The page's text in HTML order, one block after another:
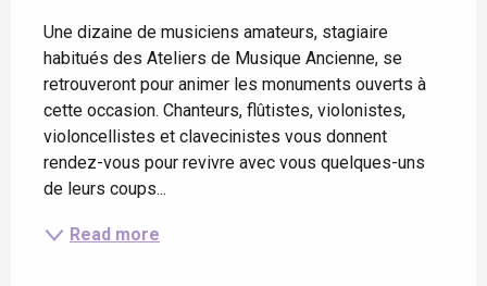
Une dizaine de musiciens amateurs, stagiaire
habitués des Ateliers de Musique Ancienne, se
retrouveront pour animer les monuments ouverts à
cette occasion. Chanteurs, flûtistes, violonistes,
violoncellistes et clavecinistes vous donnent
rendez-vous pour revivre avec vous quelques-uns
de leurs coups...
Read more